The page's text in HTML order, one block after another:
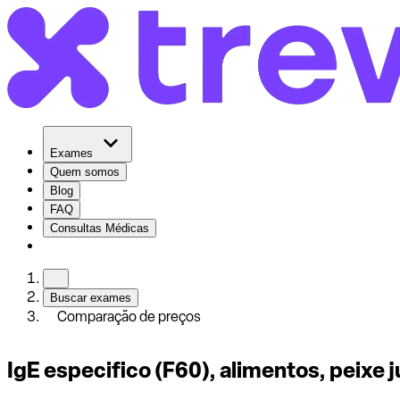
Exames
Quem somos
Blog
FAQ
Consultas Médicas
Buscar exames
Comparação de preços
IgE especifico (F60), alimentos, peixe